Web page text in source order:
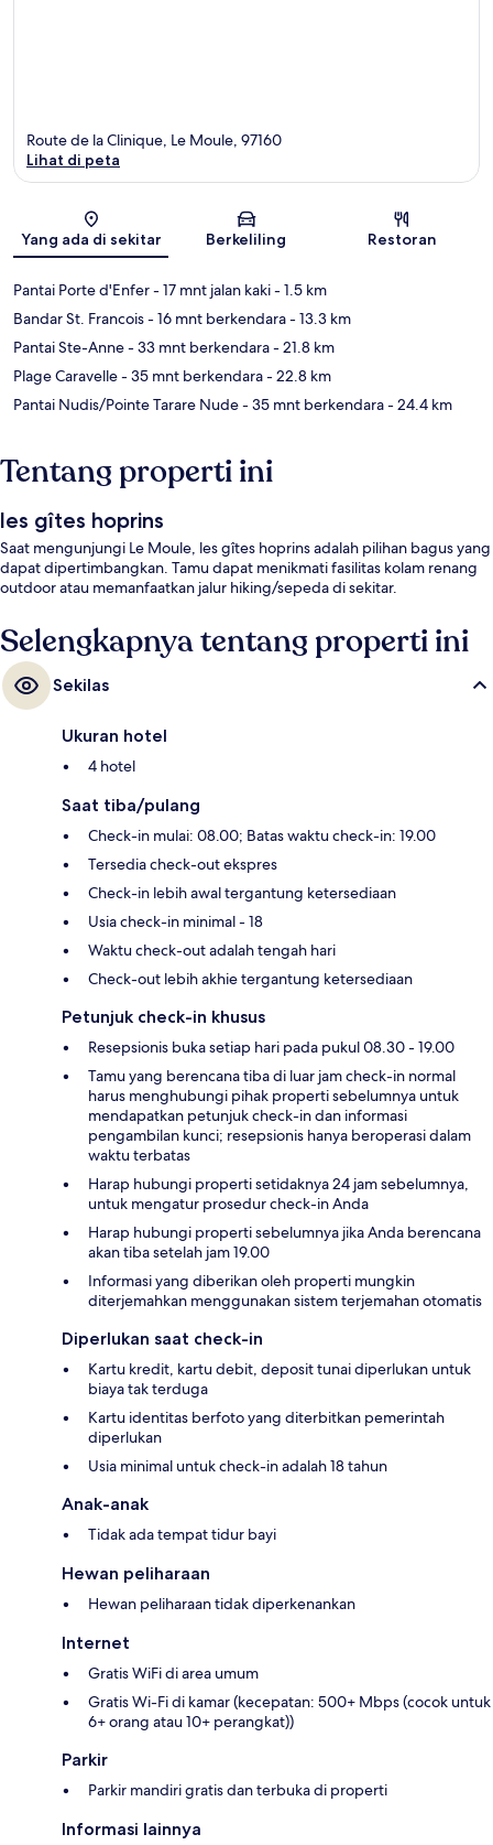
Peta
Route de la Clinique, Le Moule, 97160
Lihat di peta
Yang ada di sekitar Berkeliling Restoran
Pantai Porte d'Enfer- 17 mnt jalan kaki- 1.5 km
Bandar St. Francois- 16 mnt berkendara- 13.3 km
Pantai Ste-Anne- 33 mnt berkendara- 21.8 km
Plage Caravelle- 35 mnt berkendara- 22.8 km
Pantai Nudis/Pointe Tarare Nude- 35 mnt berkendara- 24.4 km
Tentang properti ini
les gîtes hoprins
Saat mengunjungi Le Moule, les gîtes hoprins adalah pilihan bagus yang
dapat dipertimbangkan. Tamu dapat menikmati fasilitas kolam renang
outdoor atau memanfaatkan jalur hiking/sepeda di sekitar.
Selengkapnya tentang properti ini
Sekilas
Ukuran hotel
4 hotel
Saat tiba/pulang
Check-in mulai: 08.00; Batas waktu check-in: 19.00
Tersedia check-out ekspres
Check-in lebih awal tergantung ketersediaan
Usia check-in minimal - 18
Waktu check-out adalah tengah hari
Check-out lebih akhie tergantung ketersediaan
Petunjuk check-in khusus
Resepsionis buka setiap hari pada pukul 08.30 - 19.00
Tamu yang berencana tiba di luar jam check-in normal
harus menghubungi pihak properti sebelumnya untuk
mendapatkan petunjuk check-in dan informasi
pengambilan kunci; resepsionis hanya beroperasi dalam
waktu terbatas
Harap hubungi properti setidaknya 24 jam sebelumnya,
untuk mengatur prosedur check-in Anda
Harap hubungi properti sebelumnya jika Anda berencana
akan tiba setelah jam 19.00
Informasi yang diberikan oleh properti mungkin
diterjemahkan menggunakan sistem terjemahan otomatis
Diperlukan saat check-in
Kartu kredit, kartu debit, deposit tunai diperlukan untuk
biaya tak terduga
Kartu identitas berfoto yang diterbitkan pemerintah
diperlukan
Usia minimal untuk check-in adalah 18 tahun
Anak-anak
Tidak ada tempat tidur bayi
Hewan peliharaan
Hewan peliharaan tidak diperkenankan
Internet
Gratis WiFi di area umum
Gratis Wi-Fi di kamar (kecepatan: 500+ Mbps (cocok untuk
6+ orang atau 10+ perangkat))
Parkir
Parkir mandiri gratis dan terbuka di properti
Informasi lainnya